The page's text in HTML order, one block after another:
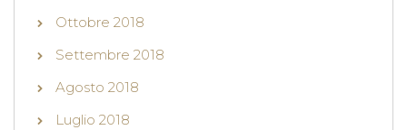
Ottobre 2018
Settembre 2018
Agosto 2018
Luglio 2018